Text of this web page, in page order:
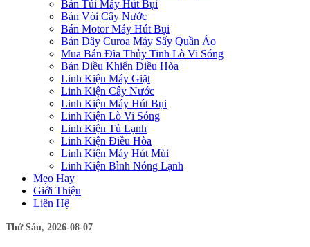
Bán Túi Máy Hút Bụi
Bán Vòi Cây Nước
Bán Motor Máy Hút Bụi
Bán Dây Curoa Máy Sấy Quần Áo
Mua Bán Đĩa Thủy Tinh Lò Vi Sóng
Bán Điều Khiển Điều Hòa
Linh Kiện Máy Giặt
Linh Kiện Cây Nước
Linh Kiện Máy Hút Bụi
Linh Kiện Lò Vi Sóng
Linh Kiện Tủ Lạnh
Linh Kiện Điều Hòa
Linh Kiện Máy Hút Mùi
Linh Kiện Bình Nóng Lạnh
Mẹo Hay
Giới Thiệu
Liên Hệ
Thứ Sáu, 2026-08-07